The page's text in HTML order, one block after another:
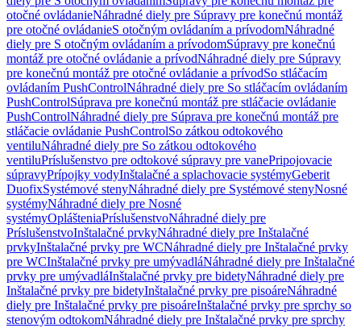
otočné ovládanieNáhradné diely pre Súpravy pre konečnú montáž
pre otočné ovládanieS otočným ovládaním a prívodomNáhradné
diely pre S otočným ovládaním a prívodomSúpravy pre konečnú
montáž pre otočné ovládanie a prívodNáhradné diely pre Súpravy
pre konečnú montáž pre otočné ovládanie a prívodSo stláčacím
ovládaním PushControlNáhradné diely pre So stláčacím ovládaním
PushControlSúprava pre konečnú montáž pre stláčacie ovládanie
PushControlNáhradné diely pre Súprava pre konečnú montáž pre
stláčacie ovládanie PushControlSo zátkou odtokového
ventiluNáhradné diely pre So zátkou odtokového
ventiluPríslušenstvo pre odtokové súpravy pre vanePripojovacie
súpravyPrípojky vodyInštalačné a splachovacie systémyGeberit
DuofixSystémové stenyNáhradné diely pre Systémové stenyNosné
systémyNáhradné diely pre Nosné
systémyOplášteniaPríslušenstvoNáhradné diely pre
PríslušenstvoInštalačné prvkyNáhradné diely pre Inštalačné
prvkyInštalačné prvky pre WCNáhradné diely pre Inštalačné prvky
pre WCInštalačné prvky pre umývadláNáhradné diely pre Inštalačné
prvky pre umývadláInštalačné prvky pre bidetyNáhradné diely pre
Inštalačné prvky pre bidetyInštalačné prvky pre pisoáreNáhradné
diely pre Inštalačné prvky pre pisoáreInštalačné prvky pre sprchy so
stenovým odtokomNáhradné diely pre Inštalačné prvky pre sprchy